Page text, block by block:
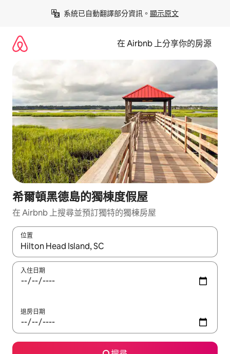
系統已自動翻譯部分資訊。 顯示原文
在 Airbnb 上分享你的房源
希爾頓黑德島的獨棟度假屋
在 Airbnb 上搜尋並預訂獨特的獨棟房屋
位置
如有搜尋結果，瀏覽內容時請使用上下箭頭，或輕點、滑動裝置。
入住日期
退房日期